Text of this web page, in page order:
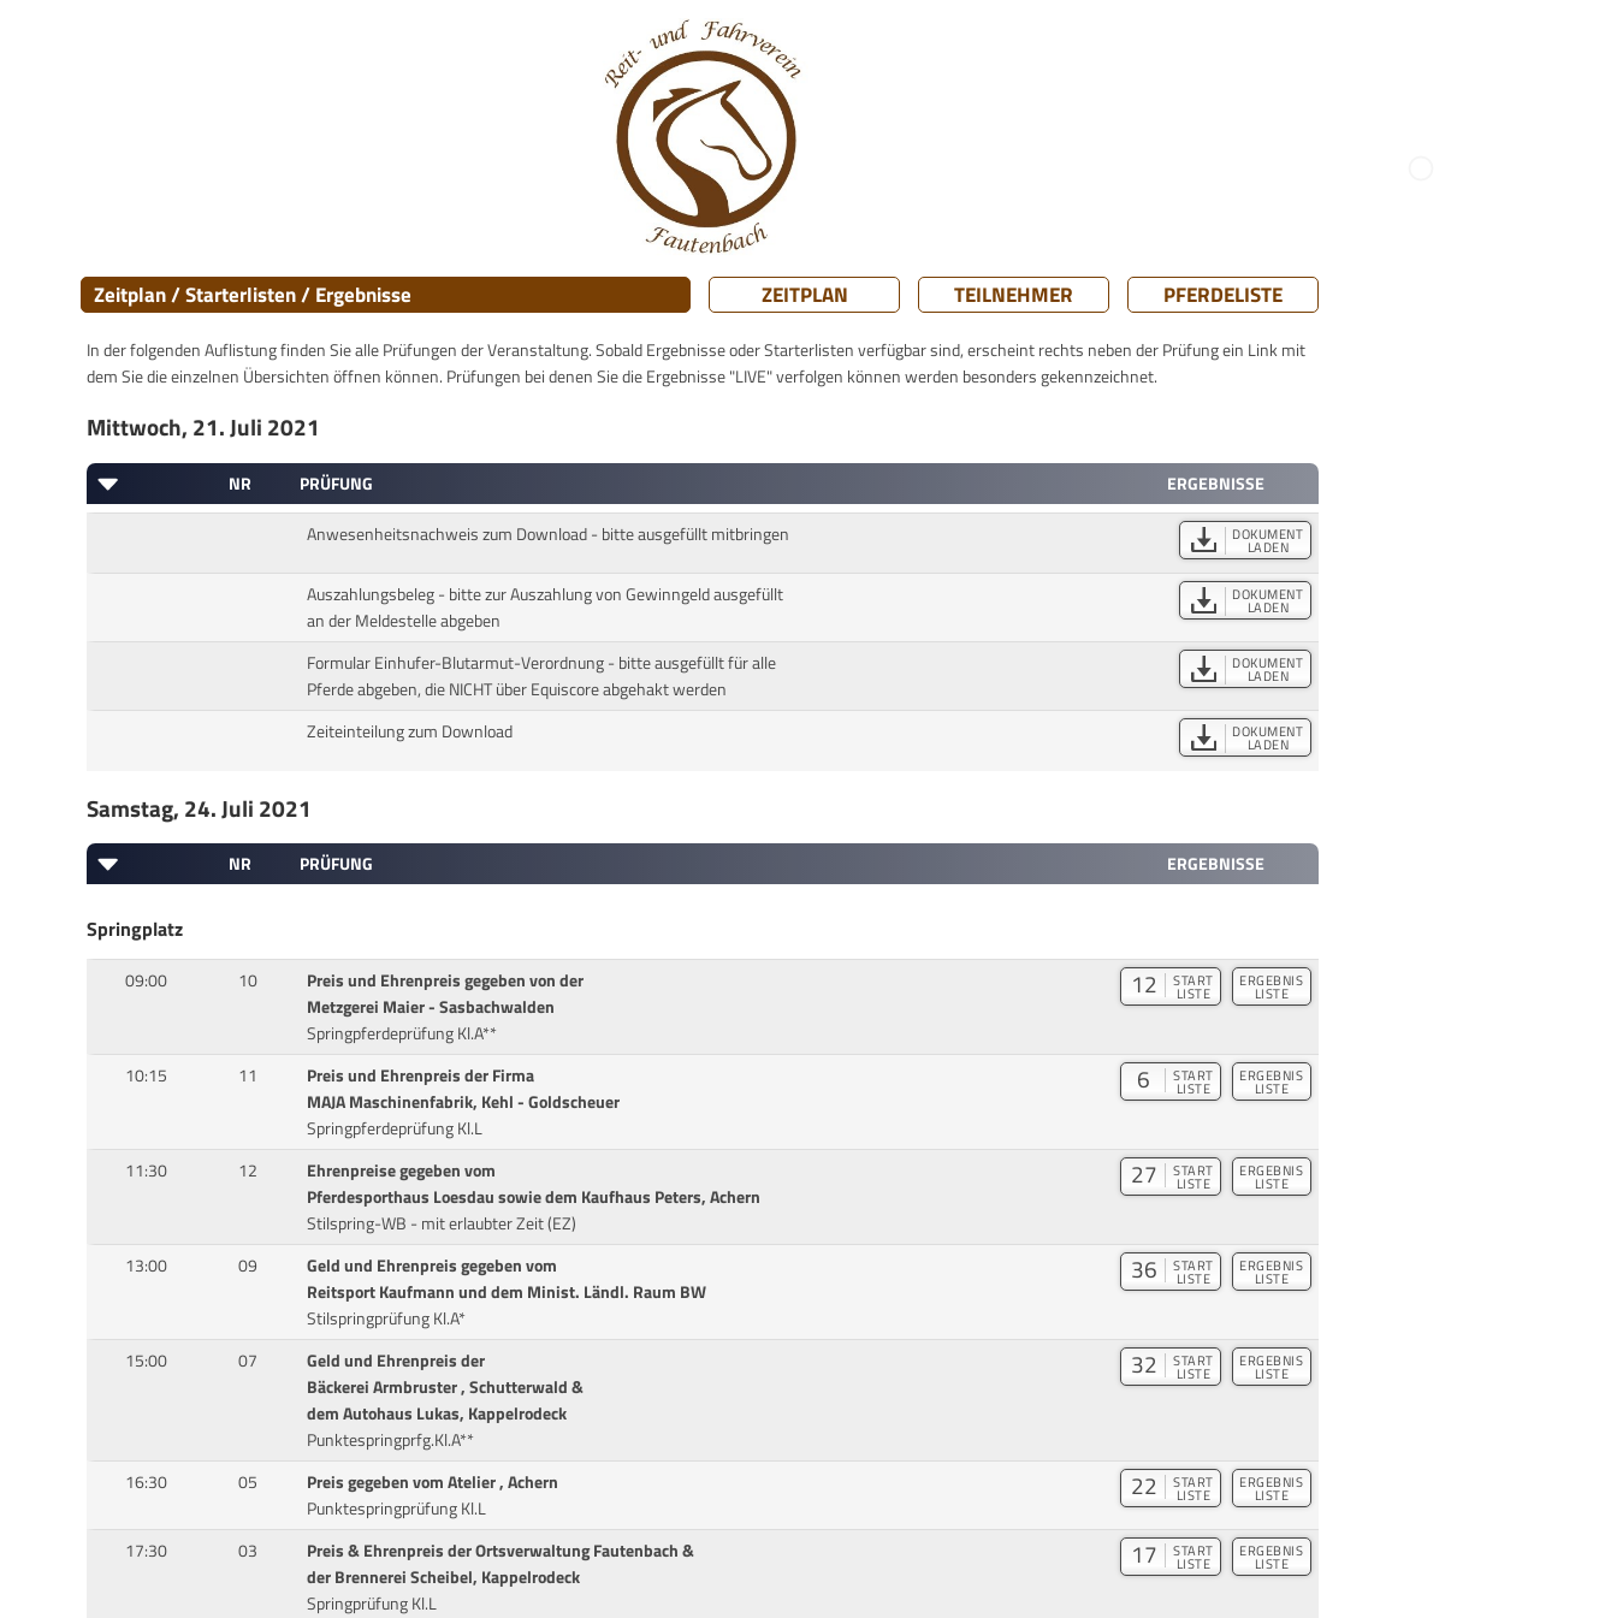
Zeitplan / Starterlisten / Ergebnisse ZEITPLAN TEILNEHMER PFERDELISTE
In der folgenden Auflistung finden Sie alle Prüfungen der Veranstaltung. Sobald Ergebnisse oder Starterlisten verfügbar sind, erscheint rechts neben der Prüfung ein Link mit
dem Sie die einzelnen Übersichten öffnen können. Prüfungen bei denen Sie die Ergebnisse "LIVE" verfolgen können werden besonders gekennzeichnet.
Mittwoch, 21. Juli 2021
NR PRÜFUNG
ERGEBNISSE
Anwesenheitsnachweis zum Download - bitte ausgefüllt mitbringen
DOKUMENT
LADEN
Auszahlungsbeleg - bitte zur Auszahlung von Gewinngeld ausgefüllt
an der Meldestelle abgeben
DOKUMENT
LADEN
Formular Einhufer-Blutarmut-Verordnung - bitte ausgefüllt für alle
Pferde abgeben, die NICHT über Equiscore abgehakt werden
DOKUMENT
LADEN
Zeiteinteilung zum Download DOKUMENT
LADEN
Samstag, 24. Juli 2021
NR PRÜFUNG ERGEBNISSE
Springplatz
09:00 10
Preis und Ehrenpreis gegeben von der
Metzgerei Maier - Sasbachwalden
Springpferdeprüfung Kl.A**
12 START
LISTE
ERGEBNIS
LISTE
10:15 11
Preis und Ehrenpreis der Firma
MAJA Maschinenfabrik, Kehl - Goldscheuer
Springpferdeprüfung Kl.L
6 START
LISTE
ERGEBNIS
LISTE
11:30 12
Ehrenpreise gegeben vom
Pferdesporthaus Loesdau sowie dem Kaufhaus Peters, Achern
Stilspring-WB - mit erlaubter Zeit (EZ)
27 START
LISTE
ERGEBNIS
LISTE
13:00 09
Geld und Ehrenpreis gegeben vom
Reitsport Kaufmann und dem Minist. Ländl. Raum BW
Stilspringprüfung Kl.A*
36 START
LISTE
ERGEBNIS
LISTE
15:00 07
Geld und Ehrenpreis der
Bäckerei Armbruster , Schutterwald &
dem Autohaus Lukas, Kappelrodeck
Punktespringprfg.Kl.A**
32 START
LISTE
ERGEBNIS
LISTE
16:30 05
Preis gegeben vom Atelier , Achern
Punktespringprüfung Kl.L
22 START
LISTE
ERGEBNIS
LISTE
17:30 03
Preis & Ehrenpreis der Ortsverwaltung Fautenbach &
der Brennerei Scheibel, Kappelrodeck
Springprüfung Kl.L
17 START
LISTE
ERGEBNIS
LISTE